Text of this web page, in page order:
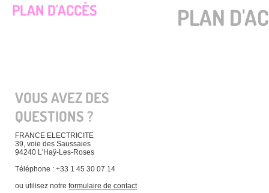
PLAN D'ACCÈS
VOUS AVEZ DES
QUESTIONS ?
FRANCE ELECTRICITE
39, voie des Saussaies
94240 L'Haÿ-Les-Roses
Téléphone : +33 1 45 30 07 14
ou utilisez notre formulaire de contact
PLAN